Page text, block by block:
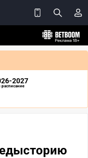
2027
расписание